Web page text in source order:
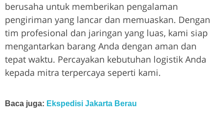
berusaha untuk memberikan pengalaman
pengiriman yang lancar dan memuaskan. Dengan
tim profesional dan jaringan yang luas, kami siap
mengantarkan barang Anda dengan aman dan
tepat waktu. Percayakan kebutuhan logistik Anda
kepada mitra terpercaya seperti kami.
Baca juga: Ekspedisi Jakarta Berau